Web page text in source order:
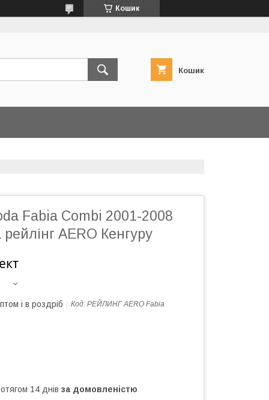
Кошик
Кошик
Fabia Combi 2001-2008
AERO Кенгуру
і в роздріб Код: РЕЙЛИНГ АERO Fabia
14 днів за домовленістю